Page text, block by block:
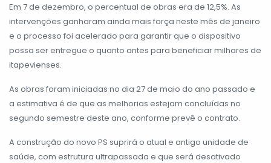
Em 7 de dezembro, o percentual de obras era de 12,5%. As
intervenções ganharam ainda mais força neste mês de janeiro
e o processo foi acelerado para garantir que o dispositivo
possa ser entregue o quanto antes para beneficiar milhares de
itapevienses.
As obras foram iniciadas no dia 27 de maio do ano passado e
a estimativa é de que as melhorias estejam concluídas no
segundo semestre deste ano, conforme prevê o contrato.
A construção do novo PS suprirá o atual e antigo unidade de
saúde, com estrutura ultrapassada e que será desativado